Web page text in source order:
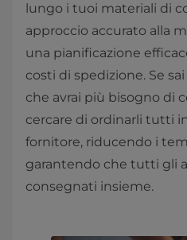
lungo i tuoi materiali di
approccio accurato alla
una pianificazione
costi di spedizione. Se
che avrai più bisogno di
cercare di ordinarli tutti
fornitore, riducendo i
garantendo che tutti gli
consegnati insieme.